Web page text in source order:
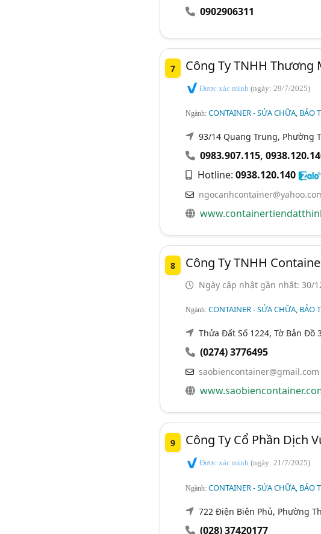
0902906311
7 Công Ty TNHH Thương
Được xác minh (ngày: 29/7/2025)
Ngành: CONTAINER - SỬA CHỮA, BẢO
93/14 Quang Trung, Phường
0983.907.115,
Hotline: 0938.120.140
8 Công Ty TNHH
Ngày cập nhật gần nhất: 30/
Ngành: CONTAINER - SỬA CHỮA, BẢO
Thửa Đất Số 1224, Tờ Bản Đồ
(0274) 3776495
saobiencontainer@gmail.com
9 Công Ty Cổ Phần Dịch
Được xác minh (ngày: 21/7/2025)
Ngành: CONTAINER - SỬA CHỮA, BẢO
722 Điện Biên Phủ, Phường
(028) 37420177